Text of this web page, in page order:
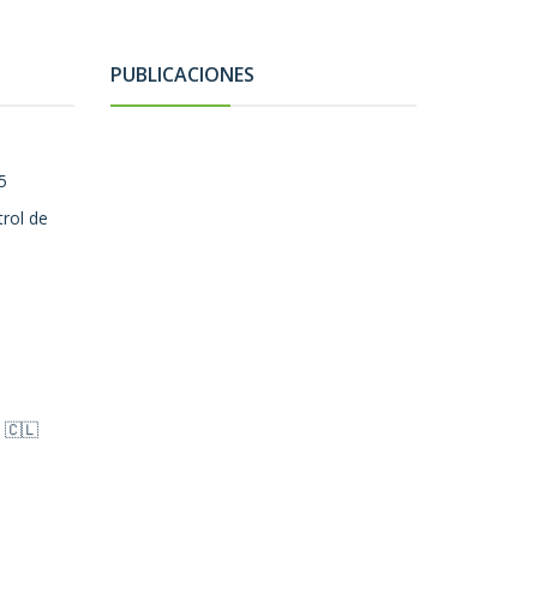
de
🇨🇱
PUBLICACIONES